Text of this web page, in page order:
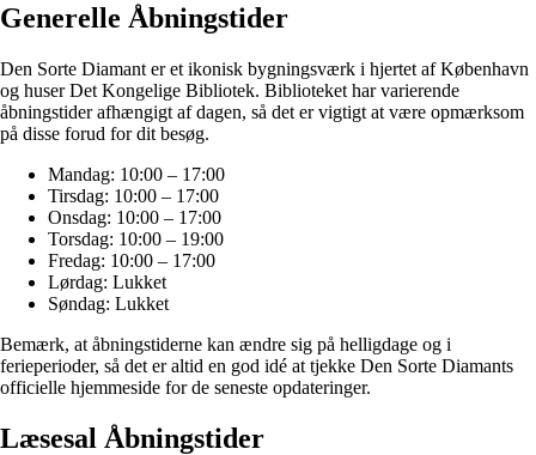
Generelle Åbningstider
Den Sorte Diamant er et ikonisk bygningsværk i hjertet af København
og huser Det Kongelige Bibliotek. Biblioteket har varierende
åbningstider afhængigt af dagen, så det er vigtigt at være opmærksom
på disse forud for dit besøg.
Mandag: 10:00 – 17:00
Tirsdag: 10:00 – 17:00
Onsdag: 10:00 – 17:00
Torsdag: 10:00 – 19:00
Fredag: 10:00 – 17:00
Lørdag: Lukket
Søndag: Lukket
Bemærk, at åbningstiderne kan ændre sig på helligdage og i
ferieperioder, så det er altid en god idé at tjekke Den Sorte Diamants
officielle hjemmeside for de seneste opdateringer.
Læsesal Åbningstider